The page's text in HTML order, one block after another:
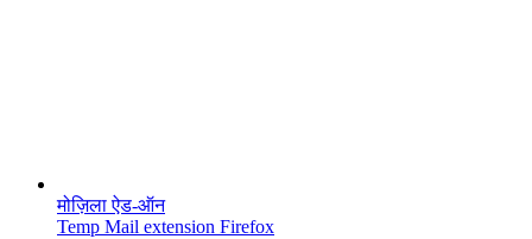
मोज़िला ऐड-ऑन
Temp Mail extension Firefox